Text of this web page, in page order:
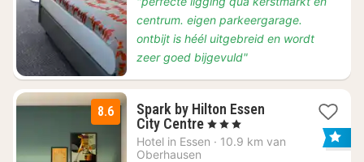
centrum. eigen parkeergarage.
ontbijt is héél uitgebreid en wordt
zeer goed bijgevuld"
8.6
Spark by Hilton Essen
City Centre3
nachten
, 3 Sterren
Hotel in Essen · 10.9 km van
Oberhausen